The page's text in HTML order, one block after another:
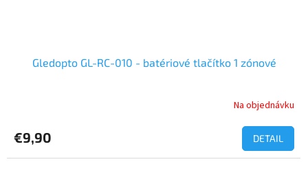
Gledopto GL-RC-010 - batériové tlačítko 1 zónové
Na objednávku
€9,90 DETAIL